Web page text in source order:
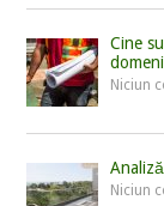
Cine
Niciun
Niciun